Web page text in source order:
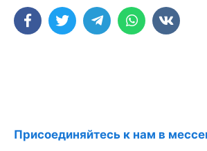
Присоединяйтесь к нам в